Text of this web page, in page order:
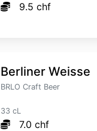
9.5 chf
Berliner Weisse
BRLO Craft Beer
33 cL
7.0 chf